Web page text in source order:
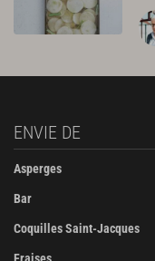
ENVIE DE
Asperges
Bar
Coquilles Saint-Jacques